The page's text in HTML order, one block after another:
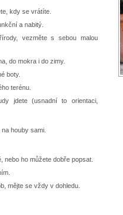
kdy se vrátíte.
a nabitý.
vezměte s sebou malou
do mokra i do zimy.
boty.
terénu.
jdete (usnadní to orientaci,
houby sami.
nebo ho můžete dobře popsat.
mějte se vždy v dohledu.